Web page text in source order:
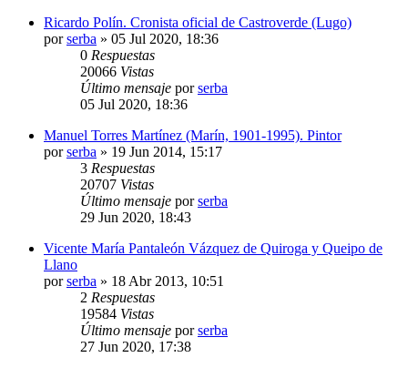
Ricardo Polín. Cronista oficial de Castroverde (Lugo)
porserba » 05 Jul 2020, 18:36
0 Respuestas
20066 Vistas
Último mensaje porserba
05 Jul 2020, 18:36
Manuel Torres Martínez (Marín, 1901-1995). Pintor
porserba » 19 Jun 2014, 15:17
3 Respuestas
20707 Vistas
Último mensaje porserba
29 Jun 2020, 18:43
Vicente María Pantaleón Vázquez de Quiroga y Queipo de
Llano
porserba » 18 Abr 2013, 10:51
2 Respuestas
19584 Vistas
Último mensaje porserba
27 Jun 2020, 17:38